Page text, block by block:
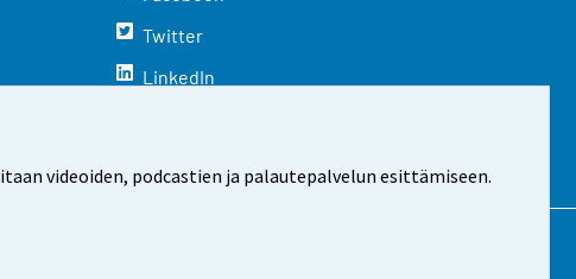
videoiden, podcastien ja palautepalvelun esittämiseen.
Twitter
LinkedIn